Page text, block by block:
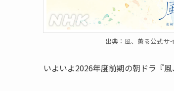
出典：風、薫る公式サ
いよいよ2026年度前期の朝ドラ『